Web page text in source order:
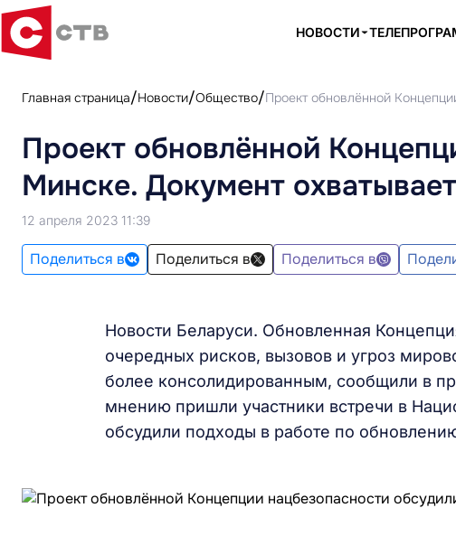
НОВОСТИ
Главная страница Новости Общество Проект обновлённой
Проект обновлённой
Минске. Документ
12 апреля 2023 11:39
Поделиться в Поделиться в Поделиться в
Новости Беларуси. Обновленная
очередных рисков, вызовов и угроз
более консолидированным, сообщили в
мнению пришли участники встречи в
обсудили подходы в работе по